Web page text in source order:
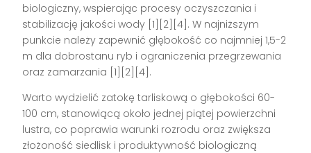
biologiczny, wspierając procesy oczyszczania i
stabilizację jakości wody [1][2][4]. W najniższym
punkcie należy zapewnić głębokość co najmniej 1,5-2
m dla dobrostanu ryb i ograniczenia przegrzewania
oraz zamarzania [1][2][4].
Warto wydzielić zatokę tarliskową o głębokości 60-
100 cm, stanowiącą około jednej piątej powierzchni
lustra, co poprawia warunki rozrodu oraz zwiększa
złożoność siedlisk i produktywność biologiczną